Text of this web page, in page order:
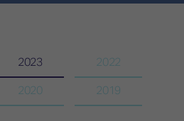
2023 2022
2020 2019